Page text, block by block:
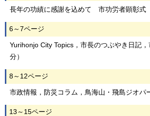
長年の功績に感謝を込めて 市功労者顕彰式
6～7ページ
Yurihonjo City Topics，市長のつぶやき日記，
分）
8～12ページ
市政情報，防災コラム，鳥海山・飛島ジオパ
13～15ページ